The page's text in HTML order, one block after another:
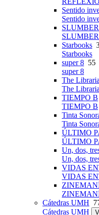
Sentido
Sentido
Starbooks
Starbooks
super 8 55
super 8
The
The
TIEMPO B
TIEMPO B
Tinta
Tinta
ÚLTIMO
ÚLTIMO
Un, dos,
Un, dos,
VIDAS
VIDAS
Cátedras UMH
Cátedras UMH